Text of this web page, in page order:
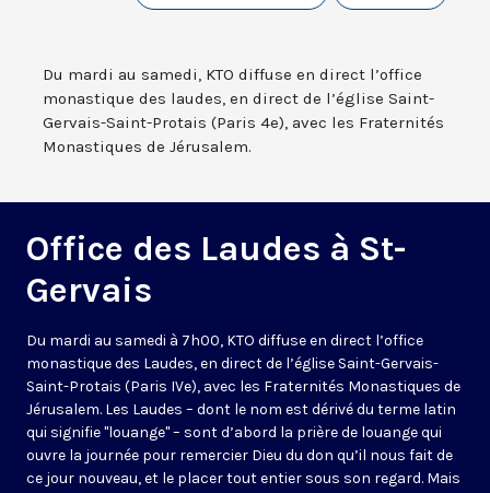
Du mardi au samedi, KTO diffuse en direct l’office
monastique des laudes, en direct de l’église Saint-
Gervais-Saint-Protais (Paris 4e), avec les Fraternités
Monastiques de Jérusalem.
Office des Laudes à St-
Gervais
Du mardi au samedi à 7h00, KTO diffuse en direct l’office
monastique des Laudes, en direct de l’église Saint-Gervais-
Saint-Protais (Paris IVe), avec les Fraternités Monastiques de
Jérusalem. Les Laudes – dont le nom est dérivé du terme latin
qui signifie "louange" – sont d’abord la prière de louange qui
ouvre la journée pour remercier Dieu du don qu’il nous fait de
ce jour nouveau, et le placer tout entier sous son regard. Mais